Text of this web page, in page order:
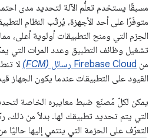
مسبقًا يستخدم تعلُّم الآلة لتحديد مدى
متوفّرًا على أحد الأجهزة، يُرتّب النظام
الحِزم التي ومنح التطبيقات أولوية
تشغيل وظائف التطبيق وعدد المرات التي
من Firebase Cloud رسائل (FCM)
لا
القيود على التطبيقات عندما يكون الجهاز
يمكن لكلّ مُصنّع ضبط معاييره الخاصة
التي يتم تحديد تطبيقك لها. بدلاً من
التعرّف على الحزمة التي ينتمي إليها حاليًا